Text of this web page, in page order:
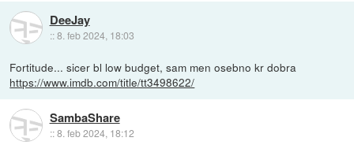
DeeJay
::8. feb 2024, 18:03
Fortitude... sicer bl low budget, sam men osebno kr dobra
https://www.imdb.com/title/tt3498622/
SambaShare
::8. feb 2024, 18:12